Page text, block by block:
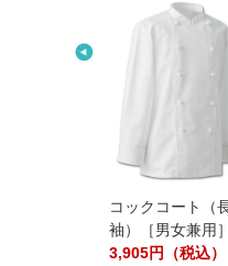
コックコート（長
袖）［男女兼用］
3,905円（税込）